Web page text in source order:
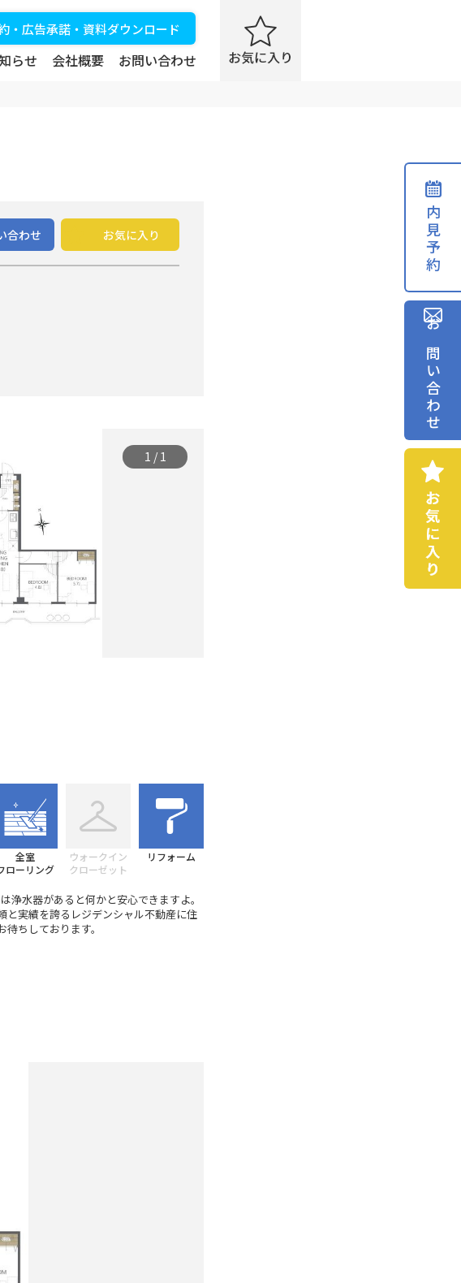
・広告承諾・資料ダウンロード
らせ 会社概要 お問い合わせ
合わせ お気に入り
1 / 1
全室
ローリング
ウォークイン
クローゼット
リフォーム
浄水器があると何かと安心できますよ。
と実績を誇るレジデンシャル不動産に住
ちしております。
内見予約
お問い合わせ